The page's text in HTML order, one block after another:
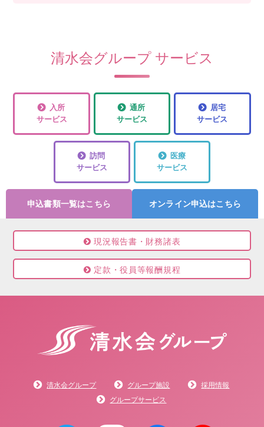
申込書類一覧はこちら オンライン申込はこちら
清水会グループ サービス
入所
サービス
通所
サービス
居宅
サービス
訪問
サービス
医療
サービス
現況報告書・財務諸表
定款・役員等報酬規程
清水会グループ グループ施設
採用情報
グループサービス